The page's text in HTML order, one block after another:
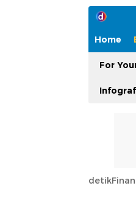
Home
For